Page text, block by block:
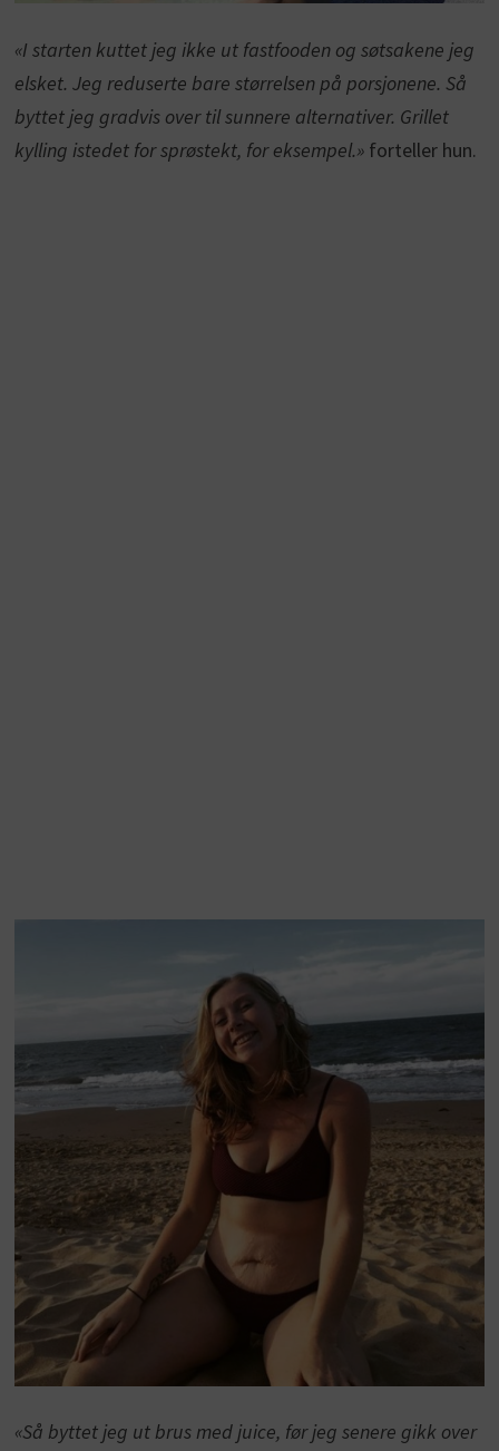
«I starten kuttet jeg ikke ut fastfooden og søtsakene jeg
elsket. Jeg reduserte bare størrelsen på porsjonene. Så
byttet jeg gradvis over til sunnere alternativer. Grillet
kylling istedet for sprøstekt, for eksempel.»forteller hun.
«Så byttet jeg ut brus med juice, før jeg senere gikk over